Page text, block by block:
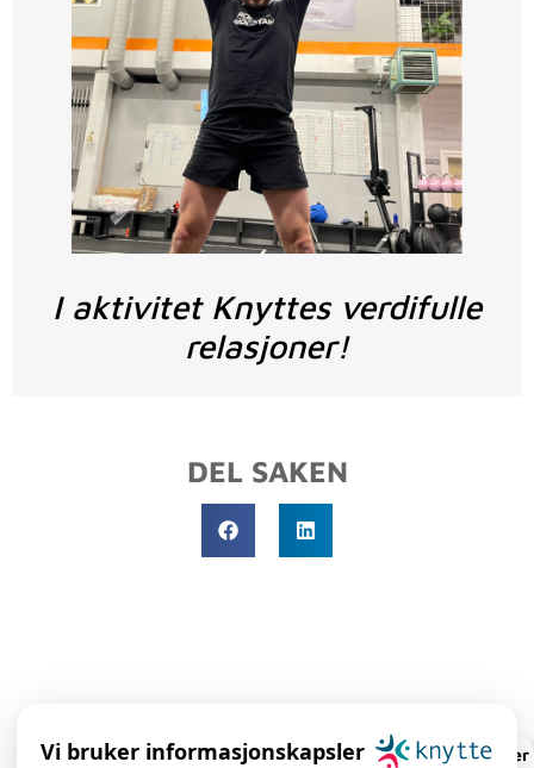
I aktivitet Knyttes verdifulle
relasjoner!
DEL SAKEN
Knyttekalender
Vi bruker informasjonskapsler